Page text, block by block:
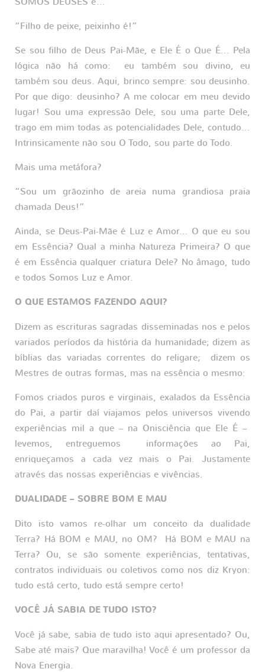
“Filho de peixe, peixinho é!”
Se sou filho de Deus Pai-Mãe, e Ele É o Que É... Pela
lógica não há como: eu também sou divino, eu
também sou deus. Aqui, brinco sempre: sou deusinho.
Por que digo: deusinho? A me colocar em meu devido
lugar! Sou uma expressão Dele, sou uma parte Dele,
trago em mim todas as potencialidades Dele, contudo...
Intrinsicamente não sou O Todo, sou parte do Todo.
Mais uma metáfora?
“Sou um grãozinho de areia numa grandiosa praia
chamada Deus!”
Ainda, se Deus-Pai-Mãe é Luz e Amor... O que eu sou
em Essência? Qual a minha Natureza Primeira? O que
é em Essência qualquer criatura Dele? No âmago, tudo
e todos Somos Luz e Amor.
O QUE ESTAMOS FAZENDO AQUI?
Dizem as escrituras sagradas disseminadas nos e pelos
variados períodos da história da humanidade; dizem as
bíblias das variadas correntes do religare; dizem os
Mestres de outras formas, mas na essência o mesmo:
Fomos criados puros e virginais, exalados da Essência
do Pai, a partir daí viajamos pelos universos vivendo
experiências mil a que – na Onisciência que Ele É –
levemos, entreguemos informações ao Pai,
enriqueçamos a cada vez mais o Pai. Justamente
através das nossas experiências e vivências.
DUALIDADE – SOBRE BOM E MAU
Dito isto vamos re-olhar um conceito da dualidade
Terra? Há BOM e MAU, no OM? Há BOM e MAU na
Terra? Ou, se são somente experiências, tentativas,
contratos individuais ou coletivos como nos diz Kryon:
tudo está certo, tudo está sempre certo!
VOCÊ JÁ SABIA DE TUDO ISTO?
Você já sabe, sabia de tudo isto aqui apresentado? Ou,
Sabe até mais? Que maravilha! Você é um professor da
Nova Energia.